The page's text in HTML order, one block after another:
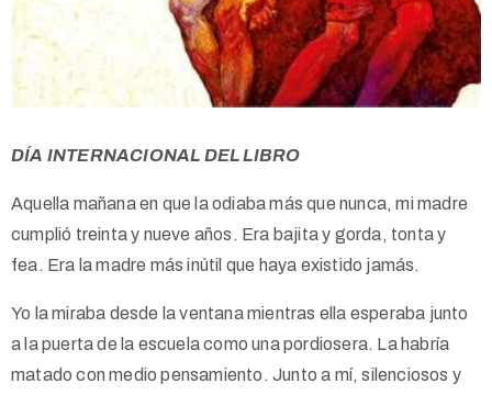
DÍA INTERNACIONAL DEL LIBRO
Aquella mañana en que la odiaba más que nunca, mi madre
cumplió treinta y nueve años. Era bajita y gorda, tonta y
fea. Era la madre más inútil que haya existido jamás.
Yo la miraba desde la ventana mientras ella esperaba junto
a la puerta de la escuela como una pordiosera. La habría
matado con medio pensamiento. Junto a mí, silenciosos y